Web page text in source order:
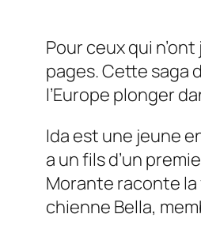
Pour ceux qui
pages. Cette saga
l’Europe plonger
Ida est une jeune
a un fils d’un
Morante raconte
chienne Bella,